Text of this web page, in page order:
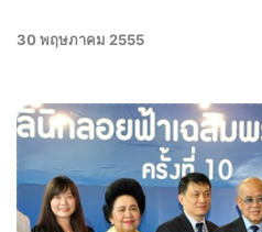
30 พฤษภาคม 2555